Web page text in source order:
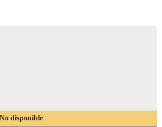
No disponible